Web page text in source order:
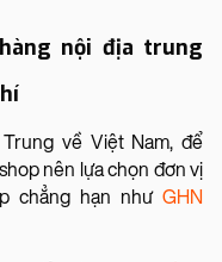
nội địa trung
về Việt Nam, để
nên lựa chọn đơn vị
chẳng hạn như GHN